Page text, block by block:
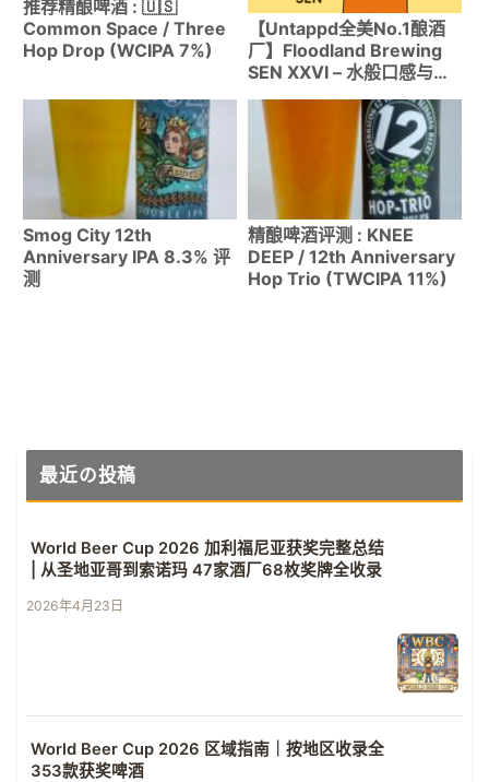
推荐精酿啤酒 : 🇺🇸
Common Space / Three
Hop Drop (WCIPA 7%)
【Untappd全美No.1酿酒
厂】Floodland Brewing
SEN XXVI – 水般口感与复
Smog City 12th
Anniversary IPA 8.3% 评
测
精酿啤酒评测 : KNEE
DEEP / 12th Anniversary
Hop Trio (TWCIPA 11%)
最近の投稿
World Beer Cup 2026 加利福尼亚获奖完整总结
| 从圣地亚哥到索诺玛 47家酒厂68枚奖牌全收录
2026年4月23日
World Beer Cup 2026 区域指南｜按地区收录全
353款获奖啤酒